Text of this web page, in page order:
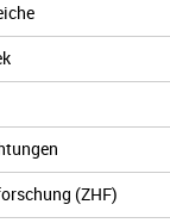
(ZHF)